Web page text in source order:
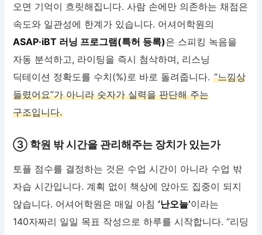
오면 기억이 흐릿해집니다. 사람 손에만 의존하는 채점은
속도와 일관성에 한계가 있습니다. 어셔어학원의
ASAP·iBT 러닝 프로그램(특허 등록)은 스피킹 녹음을
자동 분석하고, 라이팅을 즉시 첨삭하며, 리스닝
딕테이션 정확도를 수치(%)로 바로 돌려줍니다.“느낌상
들렸어요”가 아니라 숫자가 실력을 판단해 주는
구조입니다.
③ 학원 밖 시간을 관리해주는 장치가 있는가
토플 점수를 결정하는 것은 수업 시간이 아니라 수업 밖
자습 시간입니다. 계획 없이 책상에 앉아도 집중이 되지
않습니다. 어셔어학원은 매일 아침‘난오늘’이라는
140자짜리 일일 목표 작성으로 하루를 시작합니다. “리딩